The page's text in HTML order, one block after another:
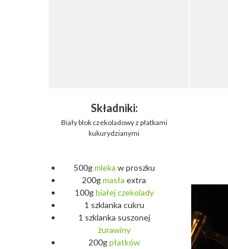
Składniki:
Biały blok czekoladowy z płatkami
kukurydzianymi
500gmleka w proszku
200gmasła extra
100gbiałej czekolady
1 szklanka cukru
1 szklanka suszonej
żurawiny
200gpłatków